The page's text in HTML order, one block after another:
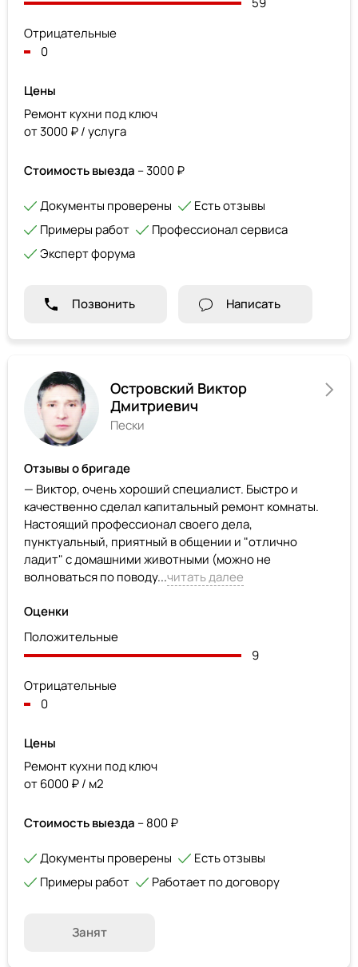
Отрицательные
0
Цены
Ремонт кухни под ключ
от 3000 ₽ / услуга
Стоимость выезда – 3000 ₽
Документы проверены
Есть отзывы
Примеры работ
Профессионал сервиса
Эксперт форума
Позвонить Написать
Островский Виктор
Дмитриевич
Пески
Отзывы о бригаде
— Виктор, очень хороший специалист. Быстро и
качественно сделал капитальный ремонт комнаты.
Настоящий профессионал своего дела,
пунктуальный, приятный в общении и "отлично
ладит" с домашними животными (можно не
волноваться по поводу...читать далее
Оценки
Положительные
9
Отрицательные
0
Цены
Ремонт кухни под ключ
от 6000 ₽ / м2
Стоимость выезда – 800 ₽
Документы проверены
Есть отзывы
Примеры работ
Работает по договору
Занят